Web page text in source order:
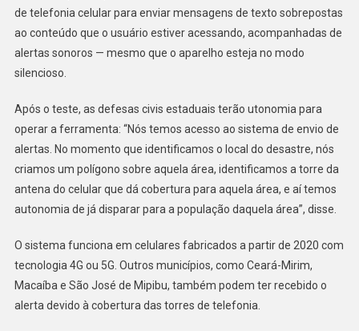
de telefonia celular para enviar mensagens de texto sobrepostas
ao conteúdo que o usuário estiver acessando, acompanhadas de
alertas sonoros — mesmo que o aparelho esteja no modo
silencioso.
Após o teste, as defesas civis estaduais terão utonomia para
operar a ferramenta: “Nós temos acesso ao sistema de envio de
alertas. No momento que identificamos o local do desastre, nós
criamos um polígono sobre aquela área, identificamos a torre da
antena do celular que dá cobertura para aquela área, e aí temos
autonomia de já disparar para a população daquela área”, disse.
O sistema funciona em celulares fabricados a partir de 2020 com
tecnologia 4G ou 5G. Outros municípios, como Ceará-Mirim,
Macaíba e São José de Mipibu, também podem ter recebido o
alerta devido à cobertura das torres de telefonia.